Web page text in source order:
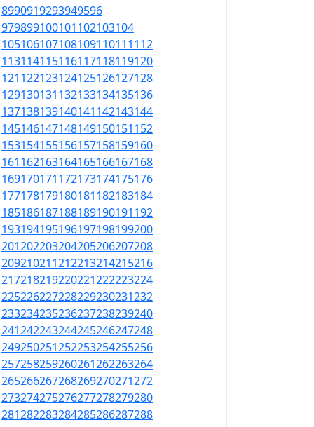
8990919293949596
979899100101102103104
105106107108109110111112
113114115116117118119120
121122123124125126127128
129130131132133134135136
137138139140141142143144
145146147148149150151152
153154155156157158159160
161162163164165166167168
169170171172173174175176
177178179180181182183184
185186187188189190191192
193194195196197198199200
201202203204205206207208
209210211212213214215216
217218219220221222223224
225226227228229230231232
233234235236237238239240
241242243244245246247248
249250251252253254255256
257258259260261262263264
265266267268269270271272
273274275276277278279280
281282283284285286287288